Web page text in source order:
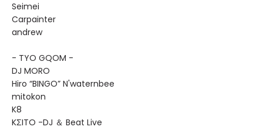
Seimei
Carpainter
andrew
- TYO GQOM -
DJ MORO
Hiro “BINGO” N'waternbee
mitokon
K8
KΣITO -DJ ＆ Beat Live